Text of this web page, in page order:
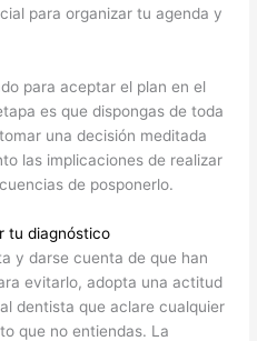
para organizar tu agenda y
para aceptar el plan en el
es que dispongas de toda
una decisión meditada
las implicaciones de realizar
de posponerlo.
tu diagnóstico
y darse cuenta de que han
evitarlo, adopta una actitud
dentista que aclare cualquier
que no entiendas. La